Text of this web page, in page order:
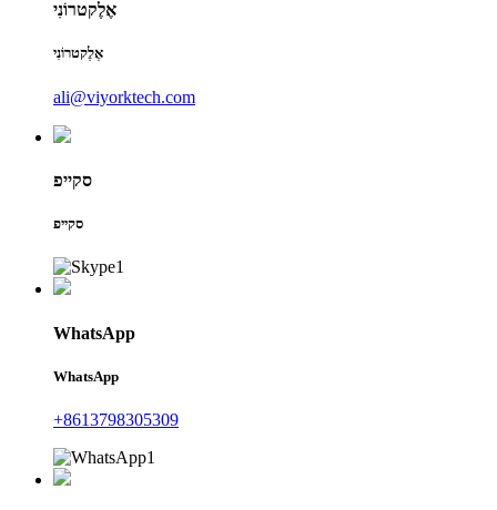
אֶלֶקטרוֹנִי
אֶלֶקטרוֹנִי
ali@viyorktech.com
סקייפ
סקייפ
WhatsApp
WhatsApp
+8613798305309